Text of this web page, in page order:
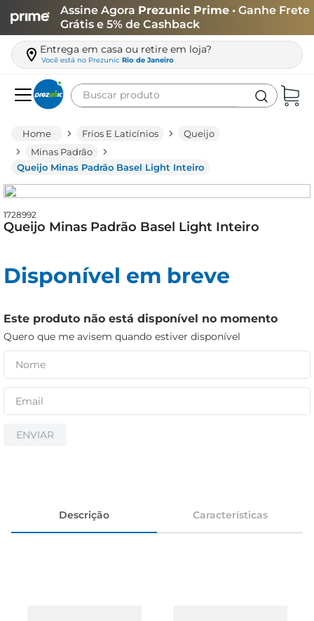
Assine Agora Prezunic Prime • Ganhe Frete
Grátis e 5% de Cashback
Entrega em casa ou retire em loja?
Você está no Prezunic Rio de Janeiro
Buscar produto
Frios E Laticínios
Queijo
Minas Padrão
Queijo Minas Padrão Basel Light Inteiro
1728992
Queijo Minas Padrão Basel Light Inteiro
Disponível em breve
Este produto não está disponível no momento
Quero que me avisem quando estiver disponível
ENVIAR
Descrição Características
leite
queijo
azeite
cerveja
iogurte
papel higiênico